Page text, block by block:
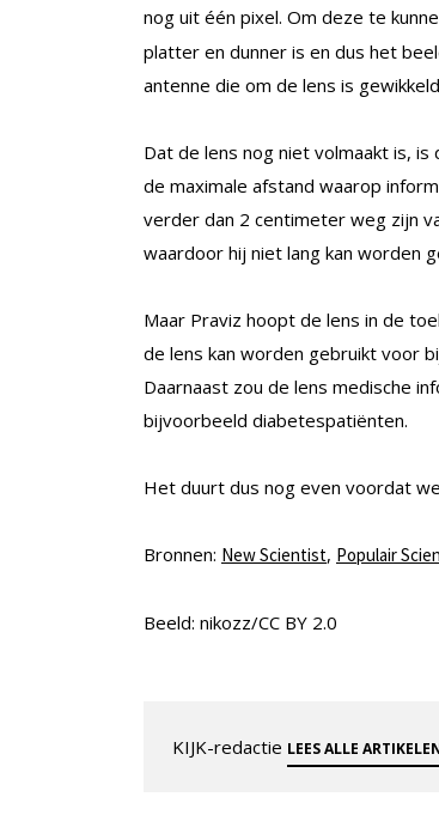
nog uit één pixel. Om deze te
platter en dunner is en dus het
antenne die om de lens is
Dat de lens nog niet volmaakt is,
de maximale afstand waarop
verder dan 2 centimeter weg zijn
waardoor hij niet lang kan worden
Maar Praviz hoopt de lens in de
de lens kan worden gebruikt voor
Daarnaast zou de lens medische
bijvoorbeeld diabetespatiënten.
Het duurt dus nog even voordat
Bronnen: New Scientist, Populair
Beeld: nikozz/CC BY 2.0
KIJK-redactie LEES ALLE